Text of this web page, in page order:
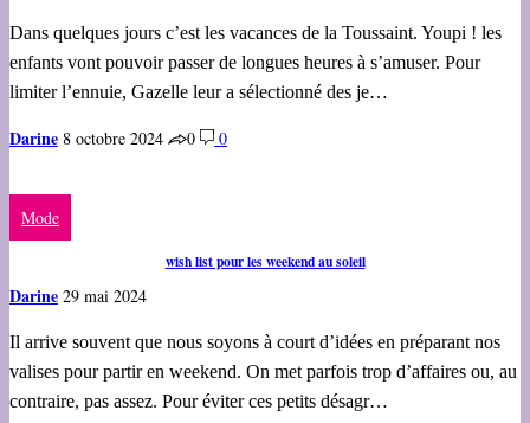
Dans quelques jours c’est les vacances de la Toussaint. Youpi ! les
enfants vont pouvoir passer de longues heures à s’amuser. Pour
limiter l’ennuie, Gazelle leur a sélectionné des je…
Darine 8 octobre 2024 0 0
Mode
wish list pour les weekend au soleil
Darine 29 mai 2024
Il arrive souvent que nous soyons à court d’idées en préparant nos
valises pour partir en weekend. On met parfois trop d’affaires ou, au
contraire, pas assez. Pour éviter ces petits désagr…